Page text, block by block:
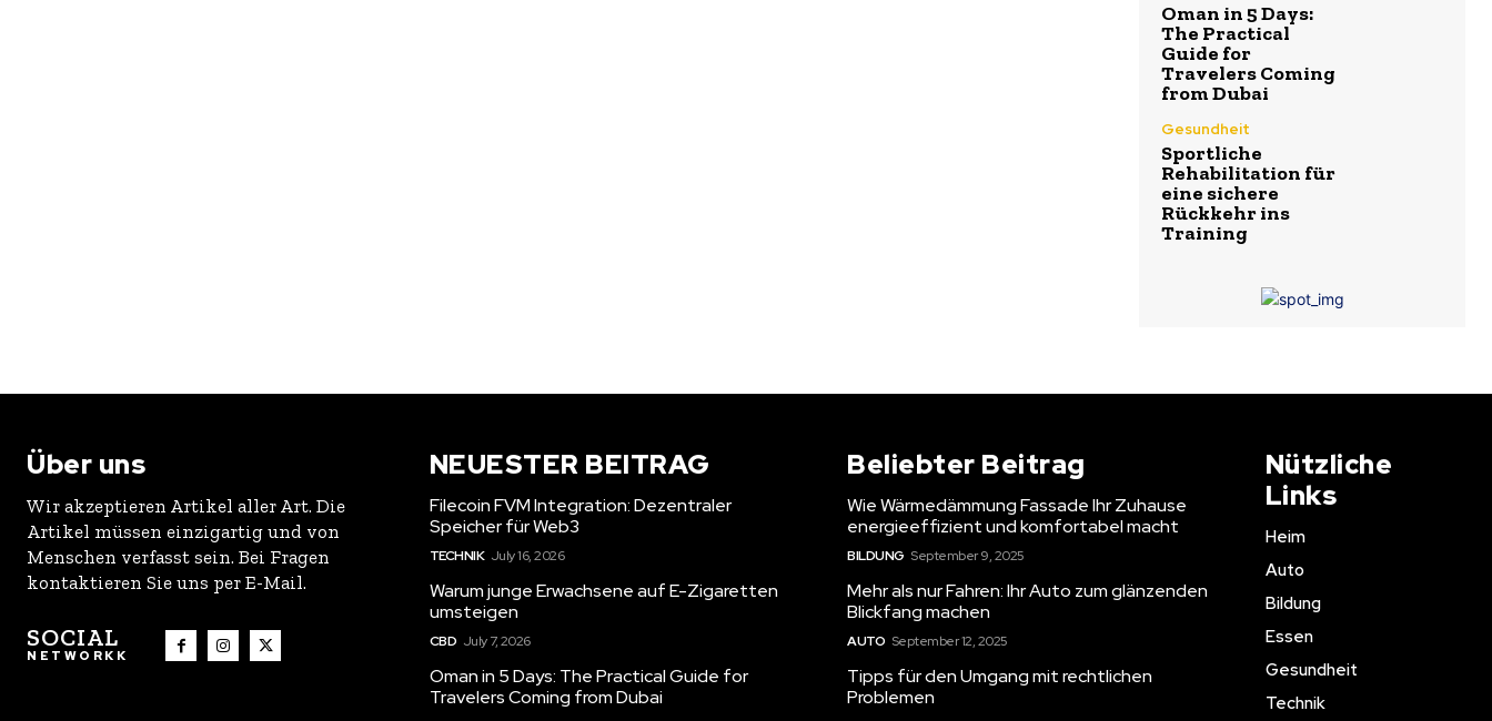
Oman in 5 Days:
The Practical
Guide for
Travelers Coming
from Dubai
Gesundheit
Sportliche
Rehabilitation für
eine sichere
Rückkehr ins
Training
Über uns
Wir akzeptieren Artikel aller Art. Die
Artikel müssen einzigartig und von
Menschen verfasst sein. Bei Fragen
kontaktieren Sie uns per E-Mail.
SOCIAL
NETWORKK
NEUESTER BEITRAG
Filecoin FVM Integration: Dezentraler
Speicher für Web3
TECHNIK July 16, 2026
Warum junge Erwachsene auf E-Zigaretten
umsteigen
CBD July 7, 2026
Oman in 5 Days: The Practical Guide for
Travelers Coming from Dubai
Beliebter Beitrag
Wie Wärmedämmung Fassade Ihr Zuhause
energieeffizient und komfortabel macht
BILDUNG September 9, 2025
Mehr als nur Fahren: Ihr Auto zum glänzenden
Blickfang machen
AUTO September 12, 2025
Tipps für den Umgang mit rechtlichen
Problemen
Nützliche
Links
Heim
Auto
Bildung
Essen
Gesundheit
Technik